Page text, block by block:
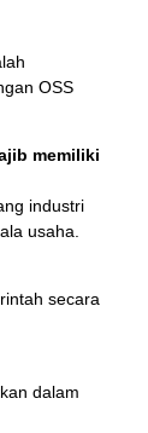
OSS
memiliki
industri
usaha.
secara
dalam